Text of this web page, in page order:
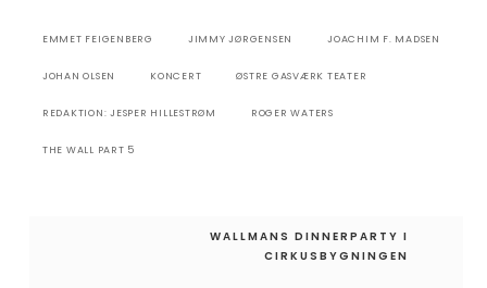
EMMET FEIGENBERG JIMMY JØRGENSEN JOACHIM F. MADSEN
JOHAN OLSEN KONCERT ØSTRE GASVÆRK TEATER
REDAKTION: JESPER HILLESTRØM ROGER WATERS
THE WALL PART 5
IndlægsnavigationWALLMANS DINNERPARTY I
CIRKUSBYGNINGEN